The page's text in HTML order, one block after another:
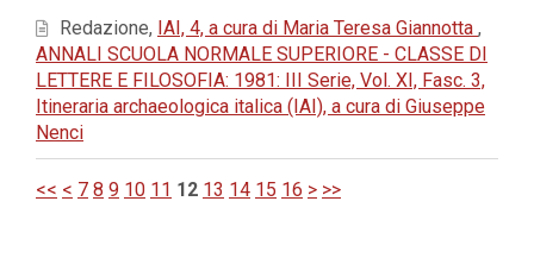
Redazione, IAI, 4, a cura di Maria Teresa Giannotta ,
ANNALI SCUOLA NORMALE SUPERIORE - CLASSE DI
LETTERE E FILOSOFIA: 1981: III Serie, Vol. XI, Fasc. 3,
Itineraria archaeologica italica (IAI), a cura di Giuseppe
Nenci
<< < 7 8 9 10 11 12 13 14 15 16 > >>